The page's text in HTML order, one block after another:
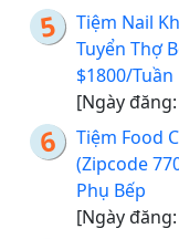
Tiệm Nail
Tuyển Thợ
$1800/Tuần
[Ngày
Tiệm Food
(Zipcode
Phụ Bếp
[Ngày